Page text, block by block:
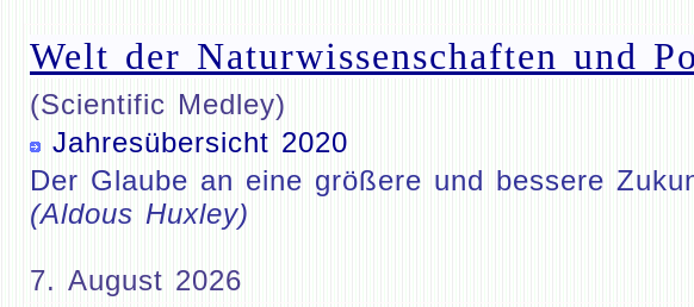
Welt der Naturwissenschaften und
(Scientific Medley)
Jahresübersicht 2020
Der Glaube an eine größere und bessere
(Aldous Huxley)
7. August 2026